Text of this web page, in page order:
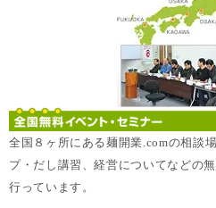
全国８ヶ所にある麺開業.comの相談
プ・だし講習、経営についてなどの
行っています。